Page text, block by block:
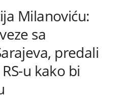
Milanoviću:
sa
predali
u kako bi